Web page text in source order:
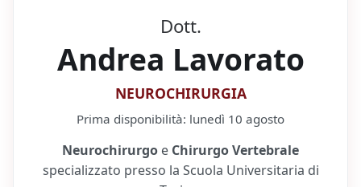
Dott.
Andrea Lavorato
NEUROCHIRURGIA
Prima disponibilità: lunedì 10 agosto
Neurochirurgo e Chirurgo Vertebrale
specializzato presso la Scuola Universitaria di